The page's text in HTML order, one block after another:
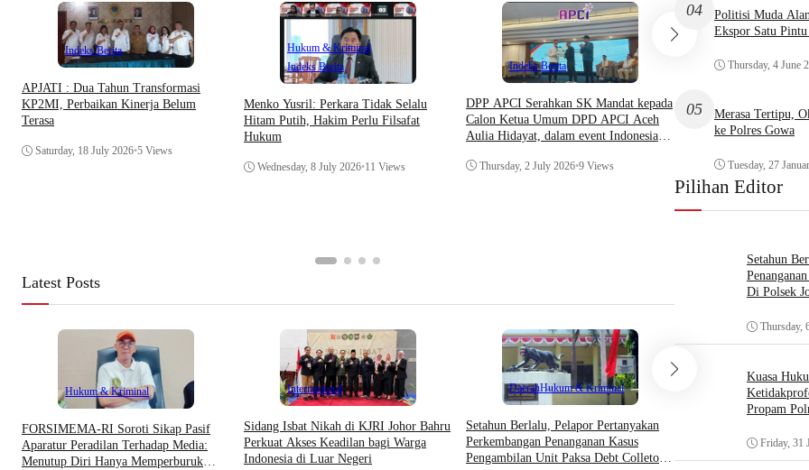
Indeks Berita
APJATI : Dua Tahun Transformasi
KP2MI, Perbaikan Kinerja Belum
Terasa
Saturday, 18 July 2026•5 Views
Hukum & Kriminal
Indeks Berita
Menko Yusril: Perkara Tidak Selalu
Hitam Putih, Hakim Perlu Filsafat
Hukum
Wednesday, 8 July 2026•11 Views
Indeks Berita
DPP APCI Serahkan SK Mandat kepada
Calon Ketua Umum DPD APCI Aceh
Aulia Hidayat, dalam event Indonesia
Thursday, 2 July 2026•9 Views
Hukum & Kriminal
Prosedur Surat
Latest Posts
Hukum & Kriminal
​FORSIMEMA-RI Soroti Sikap Pasif
Aparatur Peradilan Terhadap Media:
Menutup Diri Hanya Memperburuk
Internasional
Sidang Isbat Nikah di KJRI Johor Bahru
Perkuat Akses Keadilan bagi Warga
Indonesia di Luar Negeri
DaerahHukum & Kriminal
Setahun Berlalu, Pelapor Pertanyakan
Perkembangan Penanganan Kasus
Pengambilan Unit Paksa Debt Colletor
Teknologi
Optimalkan
04
Politisi Muda
Ekspor Satu
Thursday, 4 June
05
Merasa Tertipu,
ke Polres Gowa
Tuesday, 27
Pilihan Editor
Setahun
Di Polsek
Thursday,
Kuasa
Propam
Friday, 31